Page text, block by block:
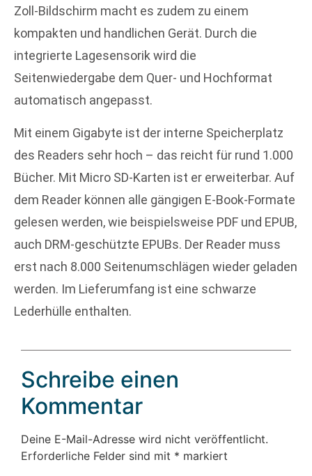
Zoll-Bildschirm macht es zudem zu einem
kompakten und handlichen Gerät. Durch die
integrierte Lagesensorik wird die
Seitenwiedergabe dem Quer- und Hochformat
automatisch angepasst.
Mit einem Gigabyte ist der interne Speicherplatz
des Readers sehr hoch – das reicht für rund 1.000
Bücher. Mit Micro SD-Karten ist er erweiterbar. Auf
dem Reader können alle gängigen E-Book-Formate
gelesen werden, wie beispielsweise PDF und EPUB,
auch DRM-geschützte EPUBs. Der Reader muss
erst nach 8.000 Seitenumschlägen wieder geladen
werden. Im Lieferumfang ist eine schwarze
Lederhülle enthalten.
Schreibe einen
Kommentar
Deine E-Mail-Adresse wird nicht veröffentlicht.
Erforderliche Felder sind mit * markiert